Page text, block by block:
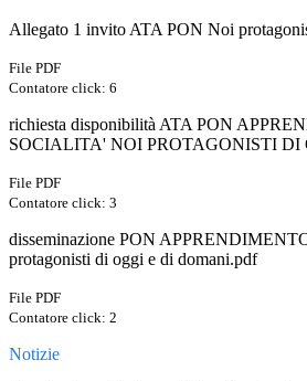
Allegato 1 invito ATA PON Noi
File PDF
Contatore click: 6
richiesta disponibilità ATA PON
SOCIALITA' NOI PROTAGONISTI DI
File PDF
Contatore click: 3
disseminazione PON
protagonisti di oggi e di domani.pdf
File PDF
Contatore click: 2
Notizie